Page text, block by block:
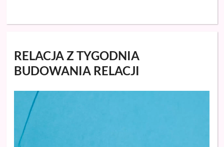
RELACJA Z TYGODNIA
BUDOWANIA RELACJI